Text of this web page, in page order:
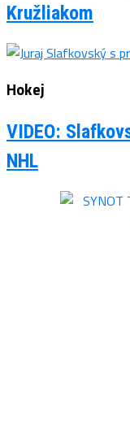
Kružliakom
Hokej
VIDEO:
NHL